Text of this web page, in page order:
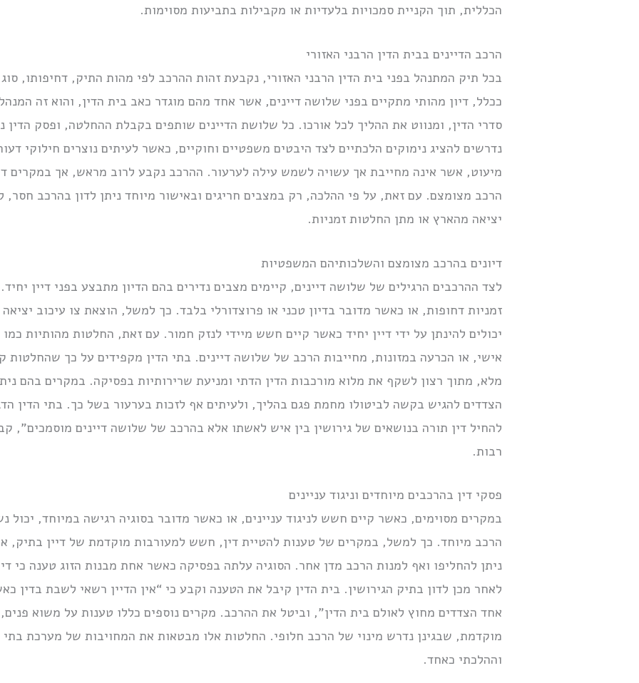
הכללית, תוך הקניית סמכויות בלעדיות או מקבילות בתביעות מסוימות.
הרכב הדיינים בבית הדין הרבני האזורי
בכל תיק המתנהל בפני בית הדין הרבני האזורי, נקבעת זהות ההרכב לפי מהות התיק, דחיפותו,
ככלל, דיון מהותי מתקיים בפני שלושה דיינים, אשר אחד מהם מוגדר כאב בית הדין, והוא זה
סדרי הדין, ומנווט את ההליך לכל אורכו. כל שלושת הדיינים שותפים בקבלת ההחלטה, ופסק הדין
נדרשים להציג נימוקים הלכתיים לצד היבטים משפטיים וחוקיים, כאשר לעיתים נוצרים חילוקי
מיעוט, אשר אינה מחייבת אך עשויה לשמש עילה לערעור. ההרכב נקבע לרוב מראש, אך במקרים
הרכב מצומצם. עם זאת, על פי ההלכה, רק במצבים חריגים ובאישור מיוחד ניתן לדון בהרכב
יציאה מהארץ או מתן החלטות זמניות.
דיונים בהרכב מצומצם והשלכותיהם המשפטיות
לצד ההרכבים הרגילים של שלושה דיינים, קיימים מצבים נדירים בהם הדיון מתבצע בפני דיין
זמניות דחופות, או כאשר מדובר בדיון טכני או פרוצדורלי בלבד. כך למשל, הוצאת צו עיכוב
יכולים להינתן על ידי דיין יחיד כאשר קיים חשש מיידי לנזק חמור. עם זאת, החלטות מהותיות
אישי, או הכרעה במזונות, מחייבות הרכב של שלושה דיינים. בתי הדין מקפידים על כך שהחלטות
מלא, מתוך רצון לשקף את מלוא מורכבות הדין הדתי ומניעת שרירותיות בפסיקה. במקרים בהם
הצדדים להגיש בקשה לביטולו מחמת פגם בהליך, ולעיתים אף לזכות בערעור בשל כך. בתי הדין
להחיל דין תורה בנושאים של גירושין בין איש לאשתו אלא בהרכב של שלושה דיינים מוסמכים”,
רבות.
פסקי דין בהרכבים מיוחדים וניגוד עניינים
במקרים מסוימים, כאשר קיים חשש לניגוד עניינים, או כאשר מדובר בסוגיה רגישה במיוחד, יכול
הרכב מיוחד. כך למשל, במקרים של טענות להטיית דין, חשש למעורבות מוקדמת של דיין בתיק,
ניתן להחליפו ואף למנות הרכב מדן אחר. הסוגיה עלתה בפסיקה כאשר אחת מבנות הזוג טענה כי
לאחר מכן לדון בתיק הגירושין. בית הדין קיבל את הטענה וקבע כי “אין הדיין רשאי לשבת
אחד הצדדים מחוץ לאולם בית הדין”, וביטל את ההרכב. מקרים נוספים כללו טענות על משוא
מוקדמת, שבגינן נדרש מינוי של הרכב חלופי. החלטות אלו מבטאות את המחויבות של מערכת בתי
וההלכתי כאחד.